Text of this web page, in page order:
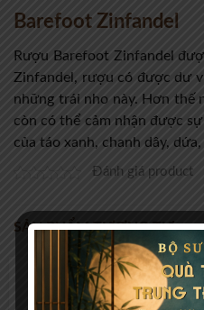
Barefoot Zinfandel
Rượu Barefoot Zinfandel
Zinfandel, rượu có được dư
những trái nho này. Hơn thế
còn có thể cảm nhận được
của táo xanh, chanh dây,
Đánh giá product
SẢN PHẨM TƯƠNG TỰ